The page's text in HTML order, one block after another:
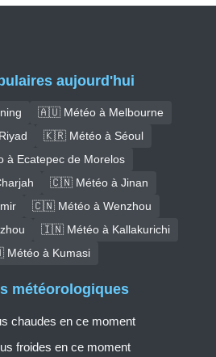
aujourd'hui
🇦🇺 Météo à Melbourne
🇰🇷 Météo à Séoul
Ecatepec de Morelos
🇨🇳 Météo à Jinan
🇨🇳 Météo à Wenzhou
🇮🇳 Météo à Kallakurichi
à Kumasi
météorologiques
chaudes en ce moment
froides en ce moment